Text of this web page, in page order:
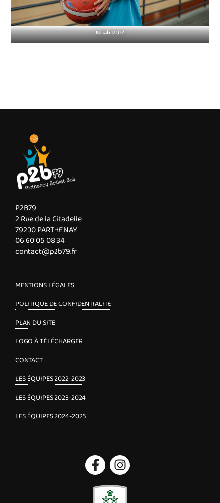
Noah RUIZ
P2B79
2 Rue de la Citadelle
79200 PARTHENAY
06 60 05 08 34
contact@p2b79.fr
MENTIONS LÉGALES
POLITIQUE DE CONFIDENTIALITÉ
PLAN DU SITE
LOGO À TÉLÉCHARGER
CONTACT
LES ÉQUIPES 2022-2023
LES ÉQUIPES 2023-2024
LES ÉQUIPES 2024-2025
FacebookInstagram